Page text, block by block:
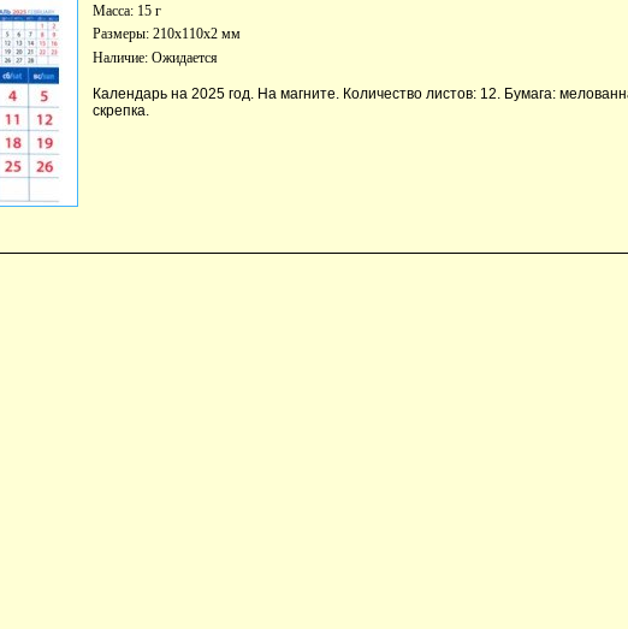
Масса: 15 г
Размеры: 210x110x2 мм
Наличие: Ожидается
Календарь на 2025 год. На магните. Количество листов: 12. Бумага:
скрепка.